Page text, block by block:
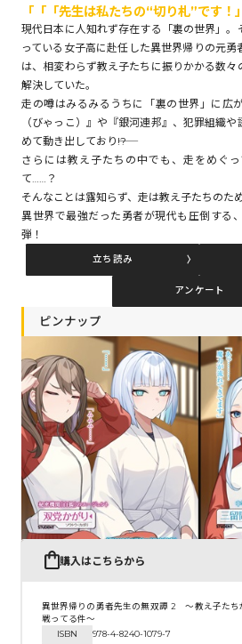
リキューレ
コミックパルフェ
「「「先生は私たちの“切り札”です！
現代日本に人知れず存在する「裏の世界」。
っている女子高に赴任した異世界帰りの元勇
は、相変わらず教え子たちに振りかかる数々
解決していた。
走の噂はみるみるうちに「裏の世界」に広
（びゃっこ）』や『銀河連邦』、犯罪組織
めて動き出しており――!?
さらには教え子たちの中でも、走をめぐ
て……？
そんなことは露知らず、走は教え子たちのた
異世界で最強だった勇者が現代も圧倒する
弾！
立ち読み
アンケート
ピンナップ
購入はこちらから
異世界帰りの勇者先生の無双譚 2 ～教え子たち
戦ってる件～
ISBN
978-4-8240-1079-7